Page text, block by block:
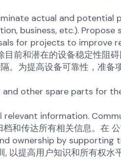
actual and potential
business, etc.).
for projects to improve
前和潜在的设备稳定性阻
。为提高设备可靠性，准
other spare parts for
relevant information.
和传达所有相关信息。在
ownership by
以提高用户知识和所有权水平